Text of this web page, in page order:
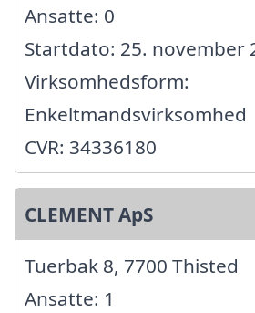
Ansatte: 0
Startdato: 25. november
Virksomhedsform:
Enkeltmandsvirksomhed
CVR: 34336180
CLEMENT ApS
Tuerbak 8, 7700 Thisted
Ansatte: 1